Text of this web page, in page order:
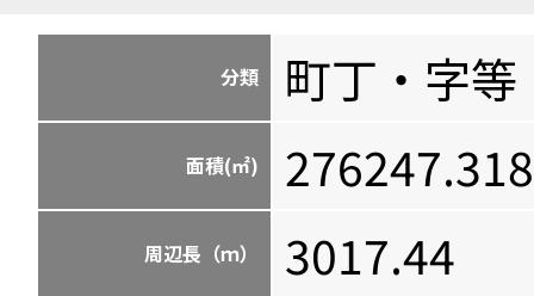
分類 町丁・字等
面積(㎡) 276247.318
周辺長（ｍ） 3017.44